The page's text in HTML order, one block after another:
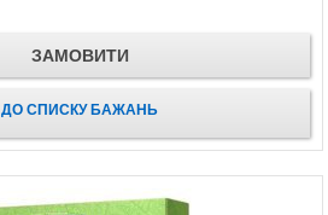
ЗАМОВИТИ
ДО СПИСКУ БАЖАНЬ